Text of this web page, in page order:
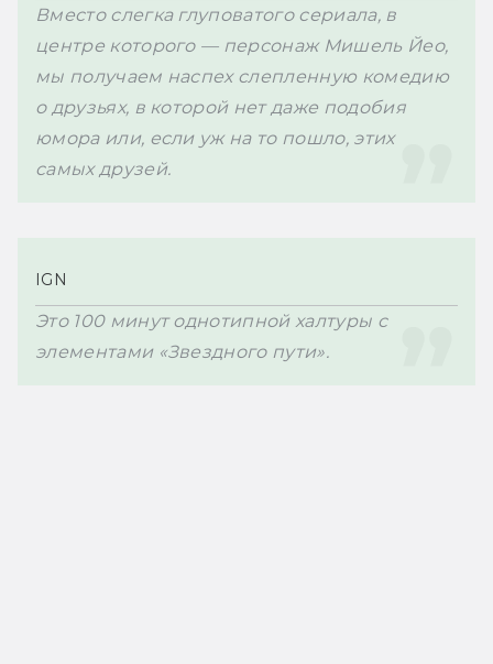
Вместо слегка глуповатого сериала, в
центре которого — персонаж Мишель Йео,
мы получаем наспех слепленную комедию
о друзьях, в которой нет даже подобия
юмора или, если уж на то пошло, этих
самых друзей.
IGN
Это 100 минут однотипной халтуры с
элементами «Звездного пути».